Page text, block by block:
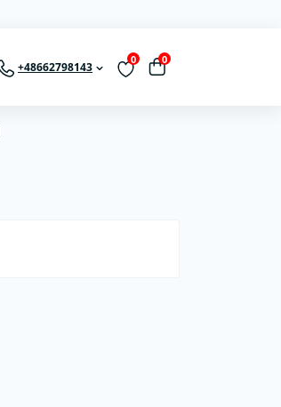
+48662798143
0 0